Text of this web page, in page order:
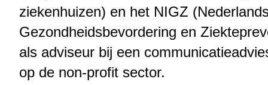
ziekenhuizen) en het NIGZ
Gezondheidsbevordering en
als adviseur bij een
op de non-profit sector.